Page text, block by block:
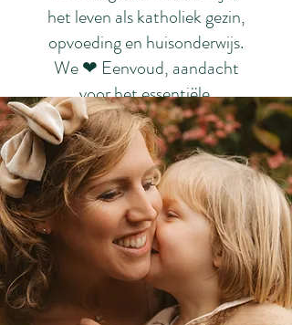
het leven als katholiek gezin,
opvoeding en huisonderwijs.
We ❤ Eenvoud, aandacht
voor het essentiële.
Schoonheid. Rust. ❤